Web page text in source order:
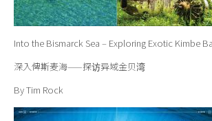
Into the Bismarck Sea – Exploring Exotic Kimbe
深入俾斯麦海——探访异域金贝湾
By Tim Rock